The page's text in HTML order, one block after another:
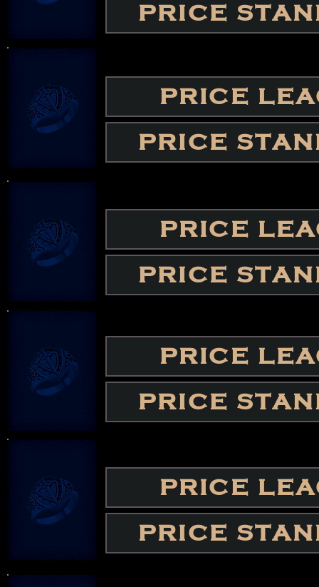
PRICE
PRICE
PRICE
PRICE
PRICE
PRICE
PRICE
PRICE
PRICE